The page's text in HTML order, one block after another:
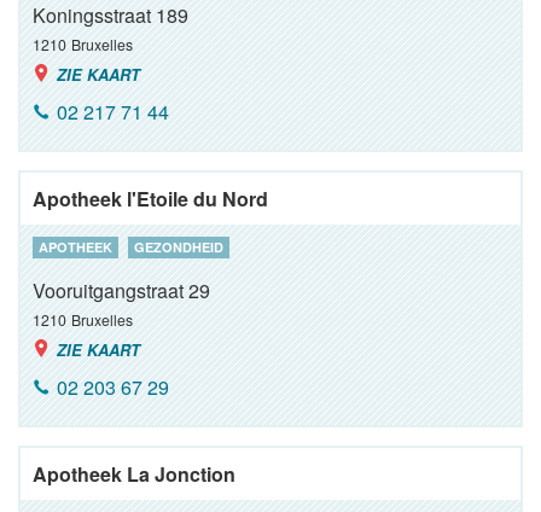
Koningsstraat 189
1210 Bruxelles
ZIE KAART
02 217 71 44
Apotheek l'Etoile du Nord
APOTHEEK GEZONDHEID
Vooruitgangstraat 29
1210 Bruxelles
ZIE KAART
02 203 67 29
Apotheek La Jonction